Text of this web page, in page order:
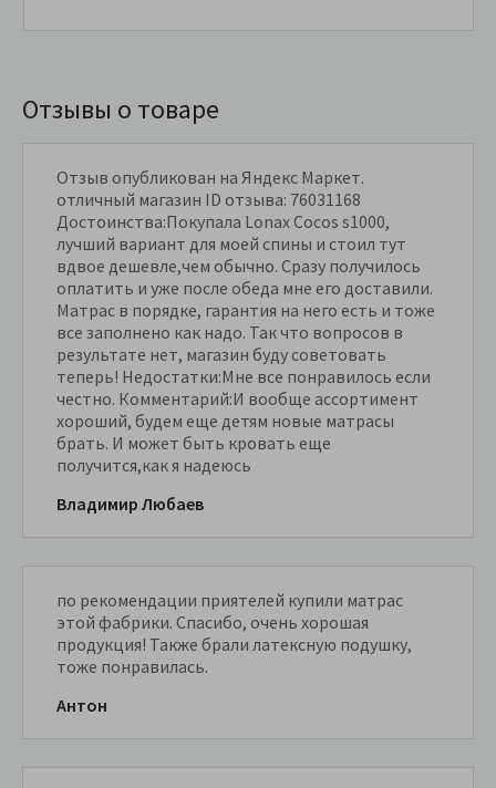
Отзывы о товаре
Отзыв опубликован на Яндекс Маркет.
отличный магазин ID отзыва: 76031168
Достоинства:Покупала Lonax Cocos s1000,
лучший вариант для моей спины и стоил тут
вдвое дешевле,чем обычно. Сразу получилось
оплатить и уже после обеда мне его доставили.
Матрас в порядке, гарантия на него есть и тоже
все заполнено как надо. Так что вопросов в
результате нет, магазин буду советовать
теперь! Недостатки:Мне все понравилось если
честно. Комментарий:И вообще ассортимент
хороший, будем еще детям новые матрасы
брать. И может быть кровать еще
получится,как я надеюсь
Владимир Любаев
по рекомендации приятелей купили матрас
этой фабрики. Спасибо, очень хорошая
продукция! Также брали латексную подушку,
тоже понравилась.
Антон